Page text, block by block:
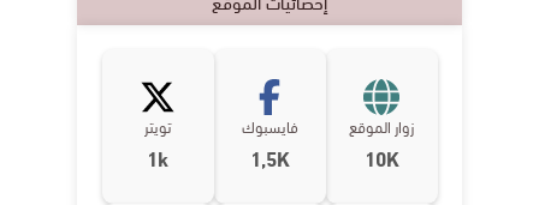
زوار الموقع
10K
فايسبوك
1,5K
تويتر
1k